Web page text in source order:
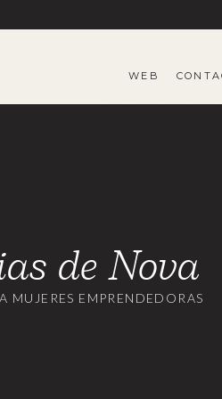
WEB
MUJERES EMPRENDEDORAS
de Nova